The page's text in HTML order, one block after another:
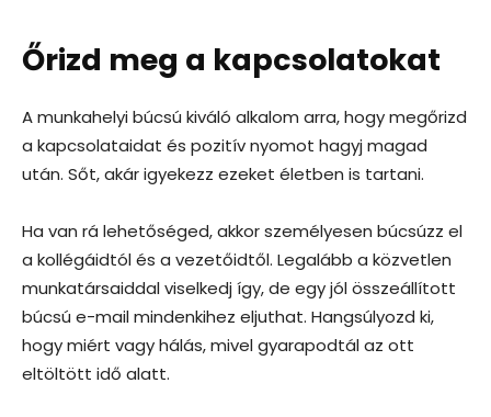
Őrizd meg a kapcsolatokat
A munkahelyi búcsú kiváló alkalom arra, hogy megőrizd
a kapcsolataidat és pozitív nyomot hagyj magad
után. Sőt, akár igyekezz ezeket életben is tartani.
Ha van rá lehetőséged, akkor személyesen búcsúzz el
a kollégáidtól és a vezetőidtől. Legalább a közvetlen
munkatársaiddal viselkedj így, de egy jól összeállított
búcsú e-mail mindenkihez eljuthat. Hangsúlyozd ki,
hogy miért vagy hálás, mivel gyarapodtál az ott
eltöltött idő alatt.